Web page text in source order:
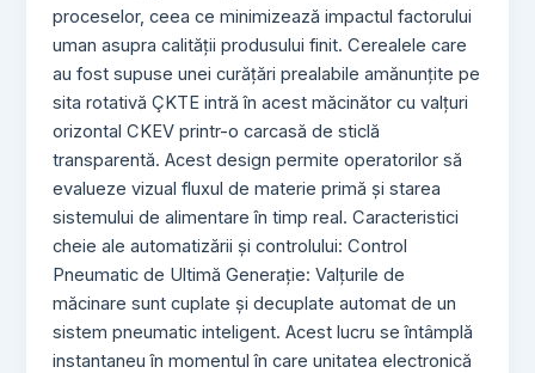
proceselor, ceea ce minimizează impactul factorului
uman asupra calității produsului finit. Cerealele care
au fost supuse unei curățări prealabile amănunțite pe
sita rotativă ÇKTE intră în acest măcinător cu valțuri
orizontal CKEV printr-o carcasă de sticlă
transparentă. Acest design permite operatorilor să
evalueze vizual fluxul de materie primă și starea
sistemului de alimentare în timp real. Caracteristici
cheie ale automatizării și controlului: Control
Pneumatic de Ultimă Generație: Valțurile de
măcinare sunt cuplate și decuplate automat de un
sistem pneumatic inteligent. Acest lucru se întâmplă
instantaneu în momentul în care unitatea electronică